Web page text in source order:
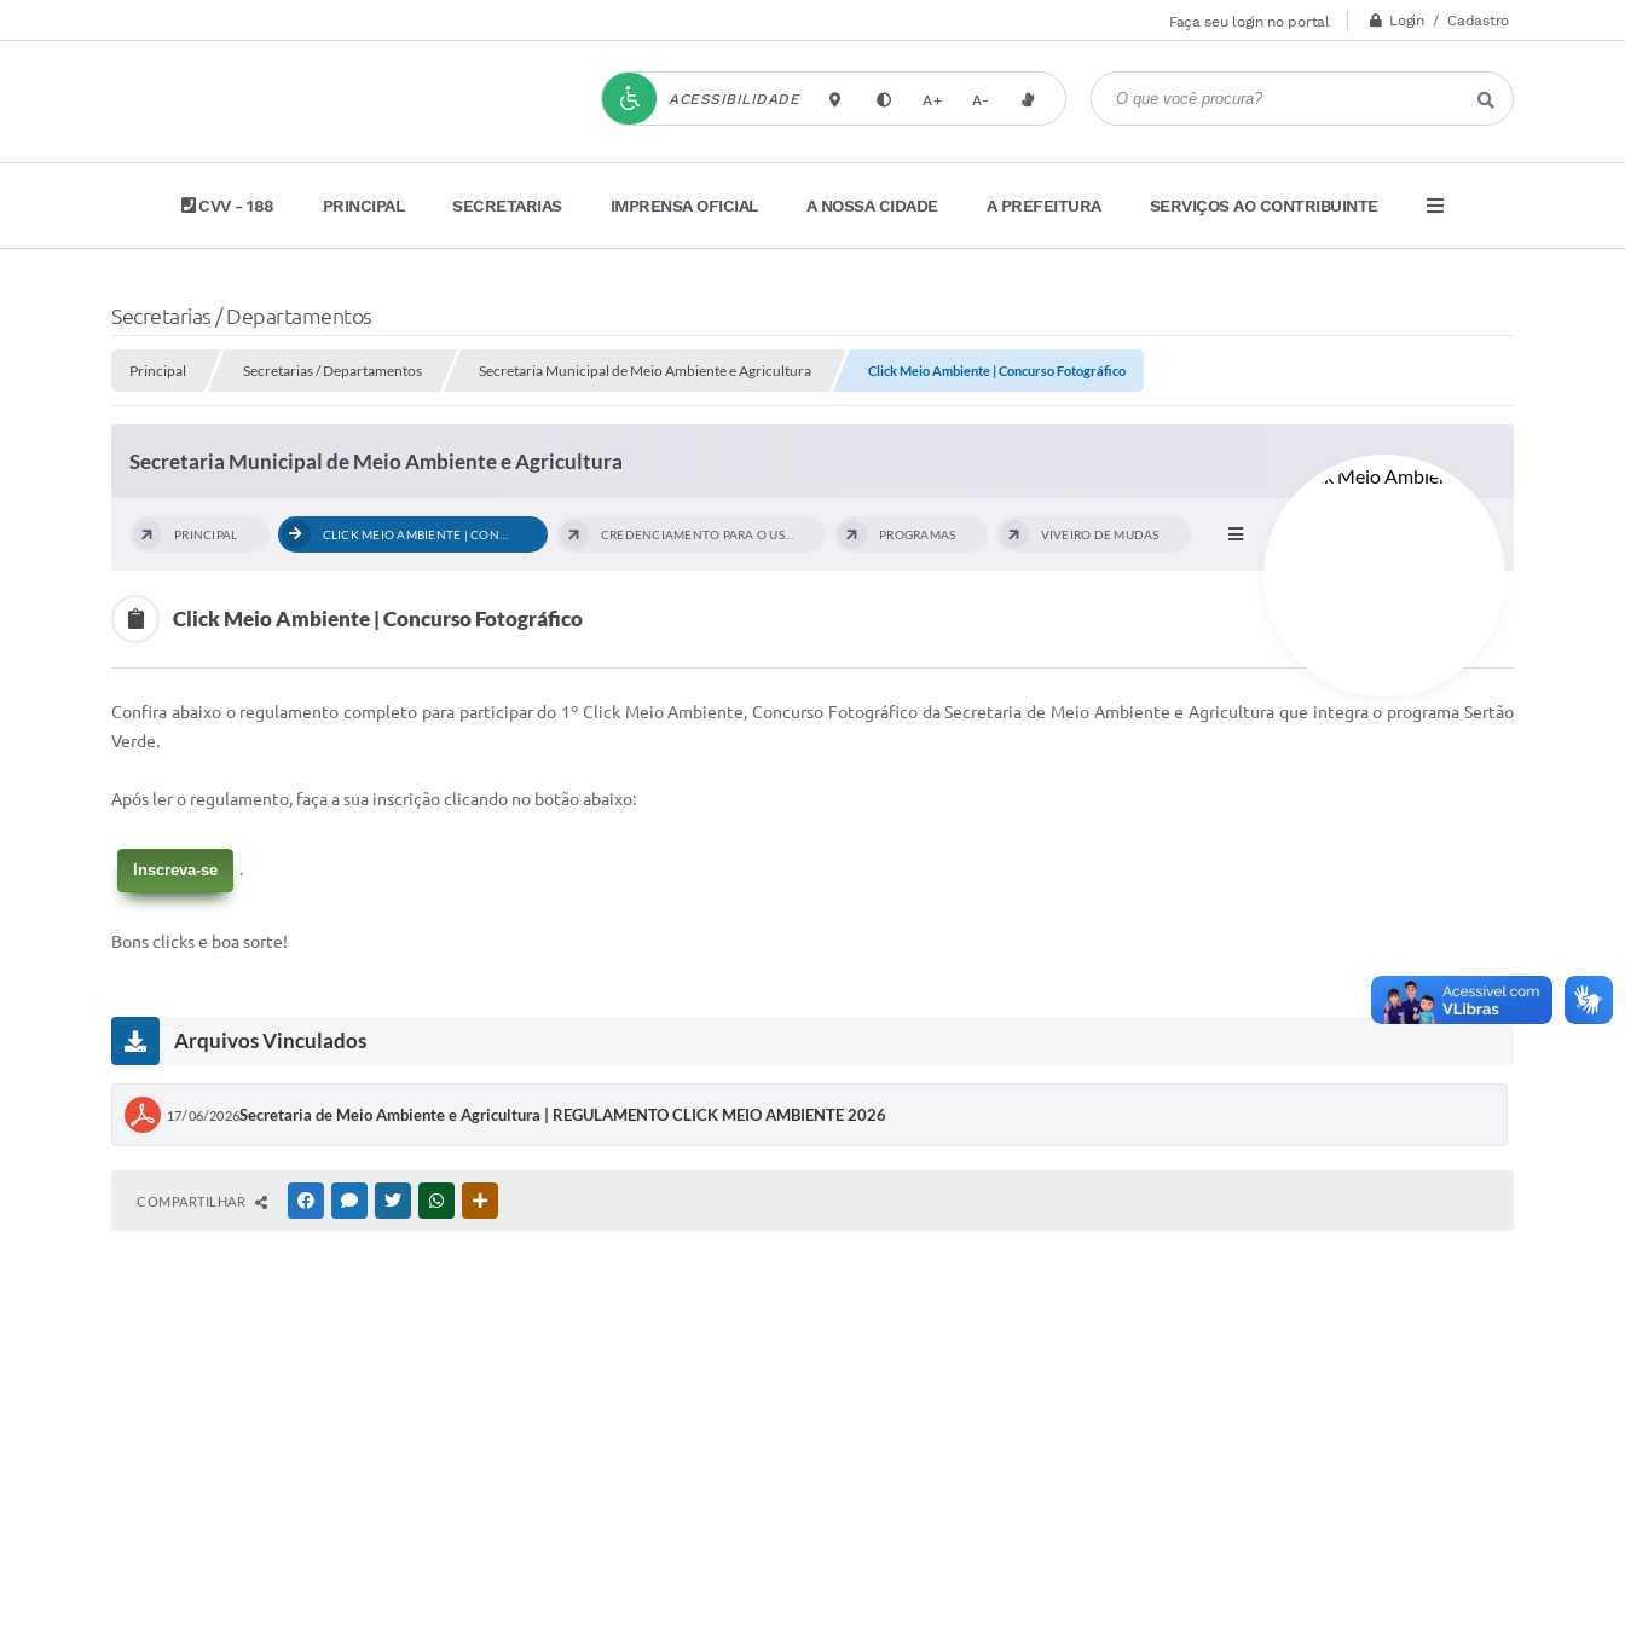
Faça seu login no portal Login / Cadastro
ACESSIBILIDADE A+ A-
CVV - 188 PRINCIPAL SECRETARIAS IMPRENSA OFICIAL A NOSSA CIDADE A PREFEITURA SERVIÇOS AO CONTRIBUINTE
Secretarias / Departamentos
Principal Secretarias / Departamentos Secretaria Municipal de Meio Ambiente e Agricultura Click Meio Ambiente | Concurso Fotográfico
Secretaria Municipal de Meio Ambiente e Agricultura
PRINCIPAL CREDENCIAMENTO PARA O USO DE ESPAÇO... PROGRAMAS VIVEIRO DE MUDAS
Click Meio Ambiente | Concurso Fotográfico
Confira abaixo o regulamento completo para participar do 1º Click Meio Ambiente, Concurso Fotográfico da Secretaria de Meio Ambiente e Agricultura que integra o programa Sertão
Verde.
Após ler o regulamento, faça a sua inscrição clicando no botão abaixo:
Inscreva-se .
Bons clicks e boa sorte!
Arquivos Vinculados
17/06/2026Secretaria de Meio Ambiente e Agricultura | REGULAMENTO CLICK MEIO AMBIENTE 2026
COMPARTILHAR FACEBOOKMESSENGER
TWITTERWHATSAPP